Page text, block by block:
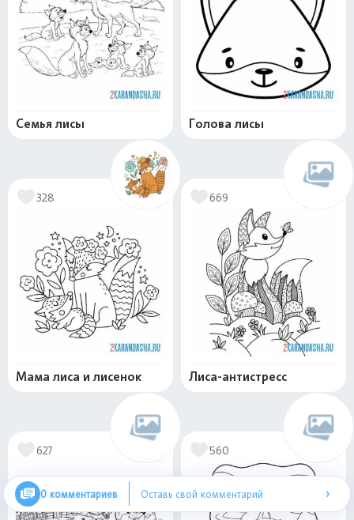
Семья лисы Голова лисы
328
Мама лиса и лисенок
669
Лиса-антистресс
627 560
0 комментариев Оставь свой комментарий ›